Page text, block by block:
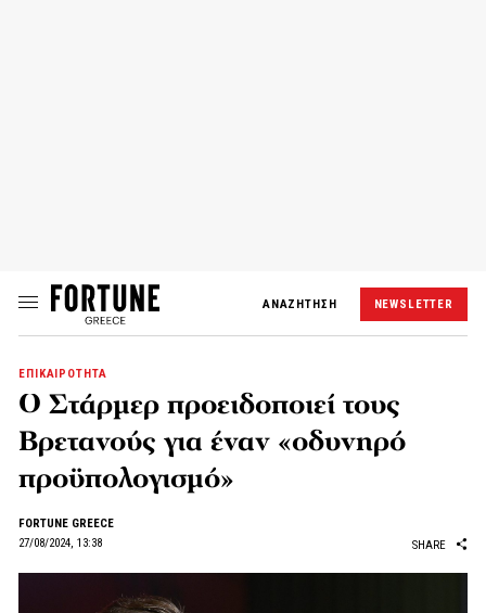
ΑΝΑΖΗΤΗΣΗ NEWSLETTER
ΕΠΙΚΑΙΡΟΤΗΤΑ
Ο Στάρμερ προειδοποιεί τους
Βρετανούς για έναν «οδυνηρό
προϋπολογισμό»
FORTUNE GREECE
27/08/2024, 13:38
SHARE